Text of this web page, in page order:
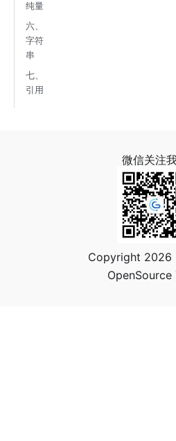
纯量
六、
字符
串
七、
引用
微信关注
Copyright 2026
OpenSource